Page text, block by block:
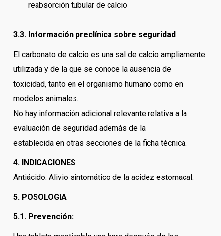
reabsorción tubular de calcio
3.3. Información preclínica sobre seguridad
El carbonato de calcio es una sal de calcio ampliamente
utilizada y de la que se conoce la ausencia de
toxicidad, tanto en el organismo humano como en
modelos animales.
No hay información adicional relevante relativa a la
evaluación de seguridad además de la
establecida en otras secciones de la ficha técnica.
4. INDICACIONES
Antiácido. Alivio sintomático de la acidez estomacal.
5. POSOLOGIA
5.1. Prevención: